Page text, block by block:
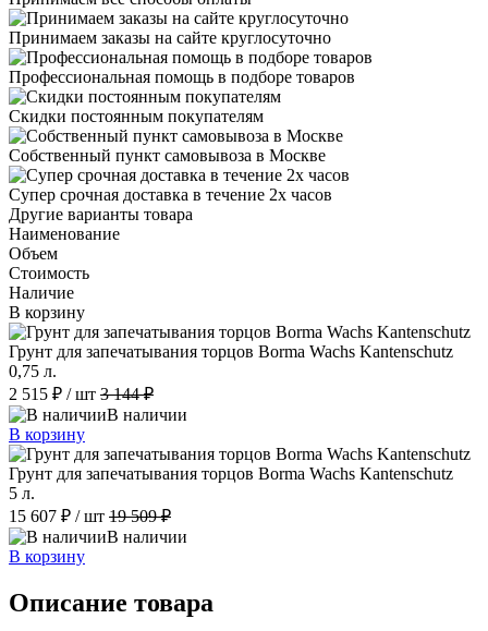
Принимаем заказы на сайте круглосуточно
Профессиональная помощь в подборе товаров
Скидки постоянным покупателям
Собственный пункт самовывоза в Москве
Супер срочная доставка в течение 2х часов
Другие варианты товара
Наименование
Объем
Стоимость
Наличие
В корзину
Грунт для запечатывания торцов Borma Wachs Kantenschutz
0,75 л.
2 515 ₽ / шт 3 144 ₽
В наличии
В корзину
Грунт для запечатывания торцов Borma Wachs Kantenschutz
5 л.
15 607 ₽ / шт 19 509 ₽
В наличии
В корзину
Описание товара